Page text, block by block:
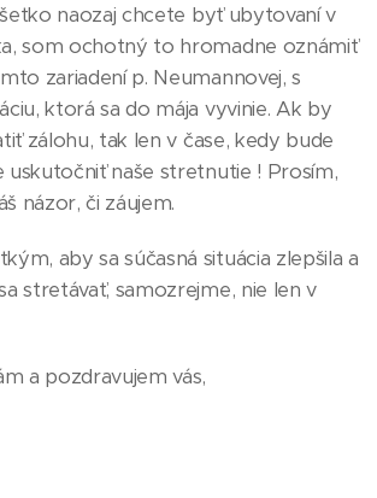
naozaj chcete byť ubytovaní v
som ochotný to hromadne oznámiť
zariadení p. Neumannovej, s
ktorá sa do mája vyvinie. Ak by
zálohu, tak len v čase, kedy bude
uskutočniť naše stretnutie ! Prosím,
názor, či záujem.
aby sa súčasná situácia zlepšila a
stretávať, samozrejme, nie len v
a pozdravujem vás,